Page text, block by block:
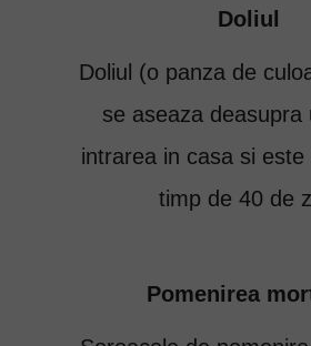
Doliul
Doliul (o panza de
se aseaza deasupra
intrarea in casa si este
timp de 40 de
Pomenirea